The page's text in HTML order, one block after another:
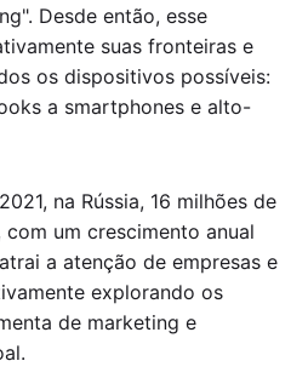
Desde então, esse
suas fronteiras e
os dispositivos possíveis:
a smartphones e alto-
na Rússia, 16 milhões de
um crescimento anual
a atenção de empresas e
explorando os
de marketing e